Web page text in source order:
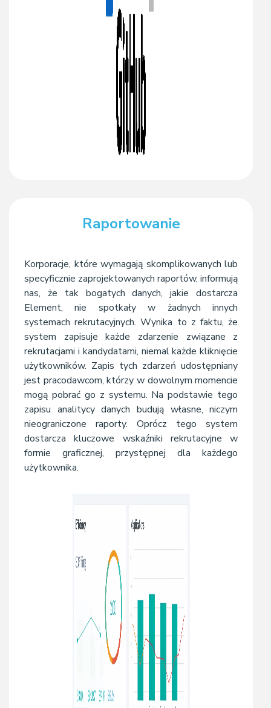
Raportowanie
Korporacje, które wymagają skomplikowanych lub
specyficznie zaprojektowanych raportów, informują
nas, że tak bogatych danych, jakie dostarcza
Element, nie spotkały w żadnych innych
systemach rekrutacyjnych. Wynika to z faktu, że
system zapisuje każde zdarzenie związane z
rekrutacjami i kandydatami, niemal każde kliknięcie
użytkowników. Zapis tych zdarzeń udostępniany
jest pracodawcom, którzy w dowolnym momencie
mogą pobrać go z systemu. Na podstawie tego
zapisu analitycy danych budują własne, niczym
nieograniczone raporty. Oprócz tego system
dostarcza kluczowe wskaźniki rekrutacyjne w
formie graficznej, przystępnej dla każdego
użytkownika.